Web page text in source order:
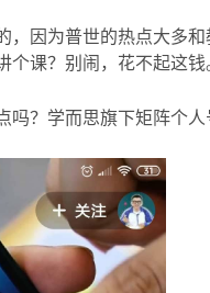
，因为普世的热点大多
个课？别闹，花不起这钱
吗？学而思旗下矩阵个